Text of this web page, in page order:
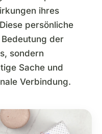
ihres
persönliche
der
sondern
Sache und
Verbindung.